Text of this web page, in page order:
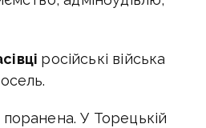
російські війська
У Торецькій